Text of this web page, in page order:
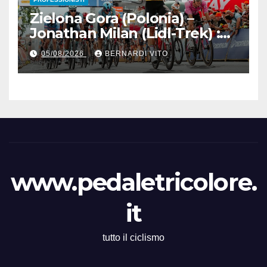
Zielona Gora (Polonia) –
Jonathan Milan (Lidl-Trek) :
Vince la terza tappa di
seguito e in maglia gialla
all’83° Giro di Polonia
05/08/2026 BERNARDI VITO
www.pedaletricolore.
it
tutto il ciclismo